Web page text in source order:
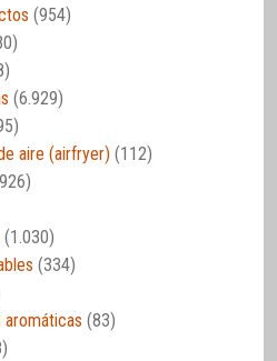
(954)
(6.929)
aire (airfryer) (112)
(1.030)
(334)
aromáticas (83)